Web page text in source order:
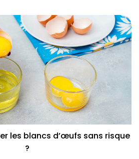
les blancs d’œufs sans risque
?